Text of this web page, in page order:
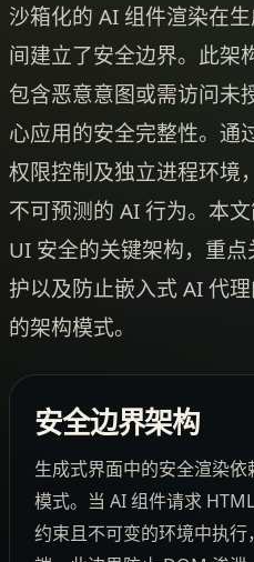
沙箱化的 AI 组件渲染在
间建立了安全边界。此架
包含恶意意图或需访问未
心应用的安全完整性。通
权限控制及独立进程环境
不可预测的 AI 行为。本
UI 安全的关键架构，重
护以及防止嵌入式 AI 代
的架构模式。
安全边界架构
生成式界面中的安全渲染
模式。当 AI 组件请求
约束且不可变的环境中执